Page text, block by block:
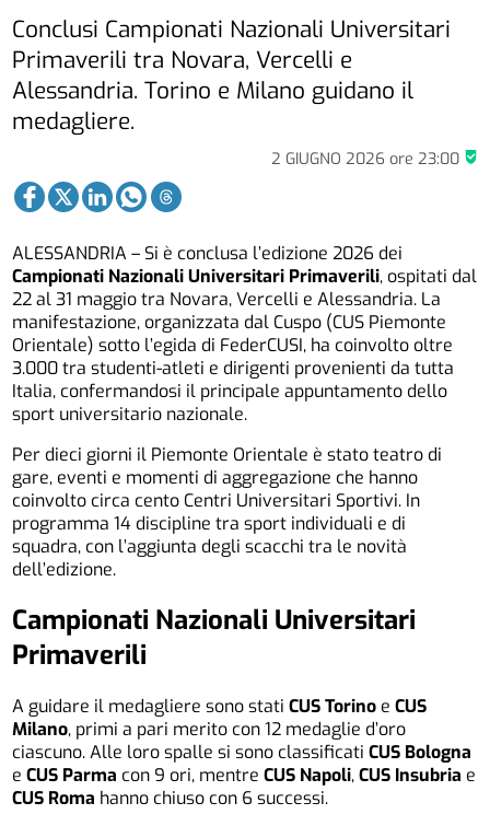
2 GIUGNO 2026 ore 23:00
Conclusi Campionati Nazionali Universitari
Primaverili tra Novara, Vercelli e
Alessandria. Torino e Milano guidano il
medagliere.
ALESSANDRIA – Si è conclusa l’edizione 2026 dei
Campionati Nazionali Universitari Primaverili, ospitati dal
22 al 31 maggio tra Novara, Vercelli e Alessandria. La
manifestazione, organizzata dal Cuspo (CUS Piemonte
Orientale) sotto l’egida di FederCUSI, ha coinvolto oltre
3.000 tra studenti-atleti e dirigenti provenienti da tutta
Italia, confermandosi il principale appuntamento dello
sport universitario nazionale.
Per dieci giorni il Piemonte Orientale è stato teatro di
gare, eventi e momenti di aggregazione che hanno
coinvolto circa cento Centri Universitari Sportivi. In
programma 14 discipline tra sport individuali e di
squadra, con l’aggiunta degli scacchi tra le novità
dell’edizione.
Campionati Nazionali Universitari
Primaverili
A guidare il medagliere sono statiCUS Torino eCUS
Milano, primi a pari merito con 12 medaglie d’oro
ciascuno. Alle loro spalle si sono classificatiCUS Bologna
eCUS Parma con 9 ori, mentreCUS Napoli,CUS Insubria e
CUS Roma hanno chiuso con 6 successi.